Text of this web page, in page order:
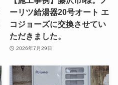
ーリツ給湯器20号オート エ
コジョーズに交換させてい
ただきました。
2026年7月29日